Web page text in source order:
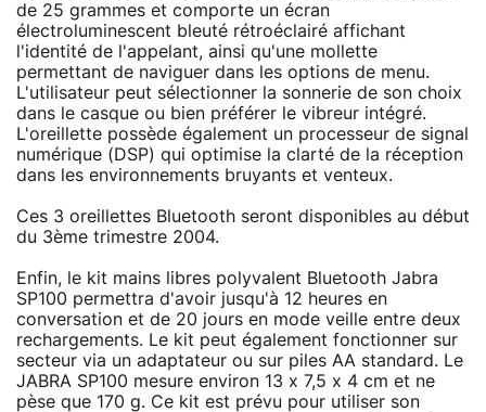
de 25 grammes et comporte un écran
électroluminescent bleuté rétroéclairé affichant
l'identité de l'appelant, ainsi qu'une mollette
permettant de naviguer dans les options de menu.
L'utilisateur peut sélectionner la sonnerie de son choix
dans le casque ou bien préférer le vibreur intégré.
L'oreillette possède également un processeur de signal
numérique (DSP) qui optimise la clarté de la réception
dans les environnements bruyants et venteux.
Ces 3 oreillettes Bluetooth seront disponibles au début
du 3ème trimestre 2004.
Enfin, le kit mains libres polyvalent Bluetooth Jabra
SP100 permettra d'avoir jusqu'à 12 heures en
conversation et de 20 jours en mode veille entre deux
rechargements. Le kit peut également fonctionner sur
secteur via un adaptateur ou sur piles AA standard. Le
JABRA SP100 mesure environ 13 x 7,5 x 4 cm et ne
pèse que 170 g. Ce kit est prévu pour utiliser son